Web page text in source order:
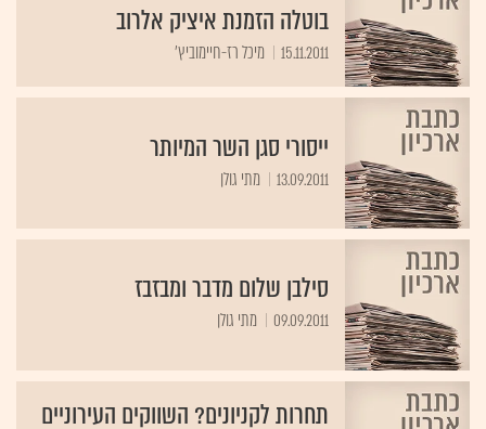
בוטלה הזמנת איציק אלרוב
15.11.2011 מיכל רז-חיימוביץ'
ייסורי סגן השר המיותר
13.09.2011 מתי גולן
סילבן שלום מדבר ומבזבז
09.09.2011 מתי גולן
תחרות לקניונים? השווקים העירוניים